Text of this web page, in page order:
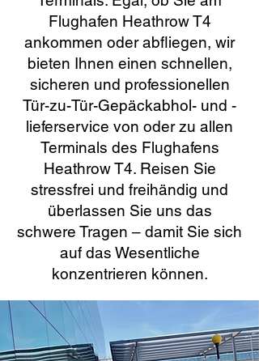
Flughafen Heathrow T4
ankommen oder abfliegen, wir
bieten Ihnen einen schnellen,
sicheren und professionellen
Tür-zu-Tür-Gepäckabhol- und -
lieferservice von oder zu allen
Terminals des Flughafens
Heathrow T4. Reisen Sie
stressfrei und freihändig und
überlassen Sie uns das
schwere Tragen – damit Sie sich
auf das Wesentliche
konzentrieren können.